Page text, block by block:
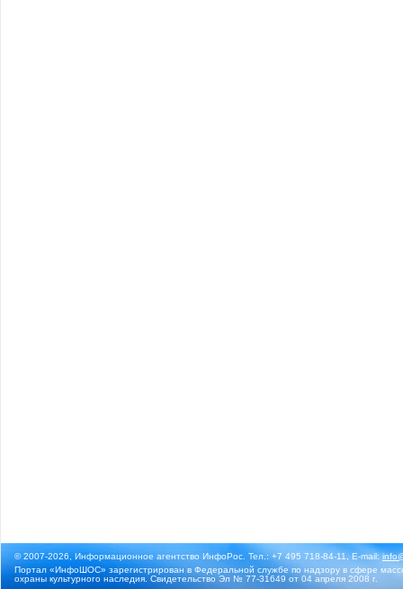
© 2007-2026, Информационное агентство ИнфоРос. Тел.: +7 495 718-84-11, E-mail:
Портал «ИнфоШОС» зарегистрирован в Федеральной службе по надзору в сфере
охраны культурного наследия. Свидетельство Эл № 77-31649 от 04 апреля 2008 г.